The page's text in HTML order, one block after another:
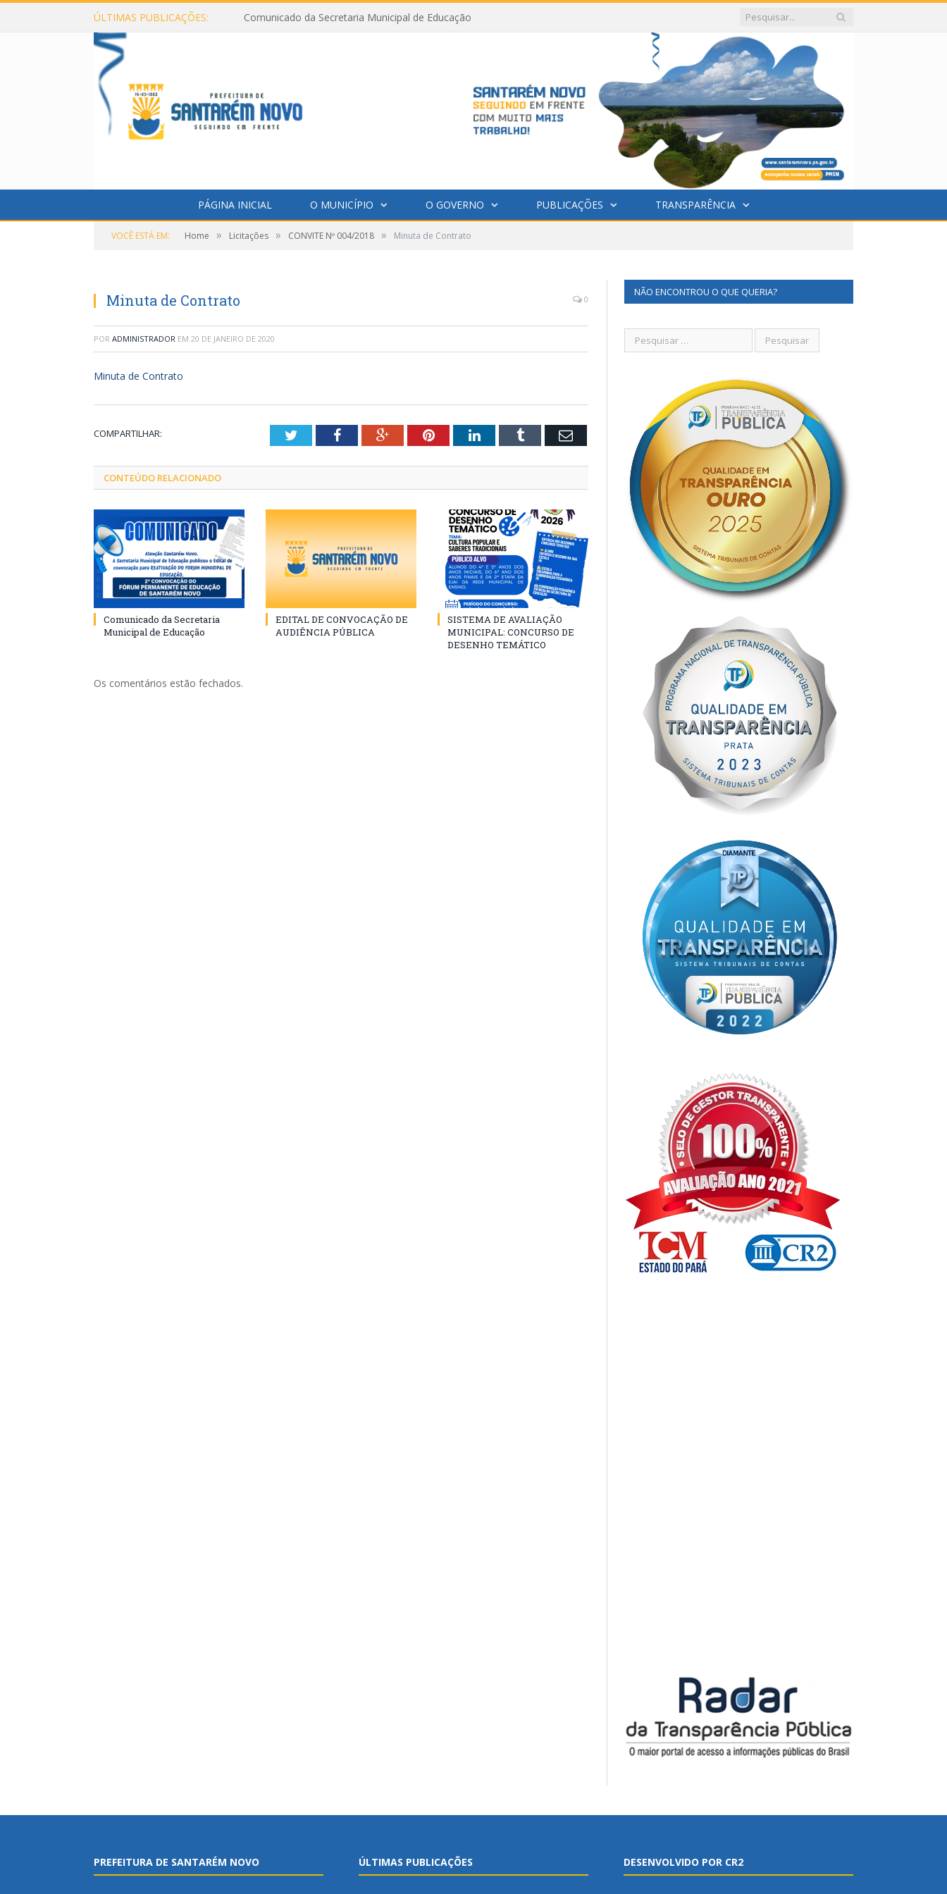
ÚLTIMAS PUBLICAÇÕES: Comunicado da Secretaria Municipal de Educação
PÁGINA INICIAL O MUNICÍPIO O GOVERNO PUBLICAÇÕES TRANSPARÊNCIA
VOCÊ ESTÁ EM: Home » Licitações » CONVITE Nº 004/2018 » Minuta de Contrato
Minuta de Contrato 0
POR ADMINISTRADOR EM 20 DE JANEIRO DE 2020
Minuta de Contrato
COMPARTILHAR: TwitterFacebookGoogle+PinterestLinkedInTumblr Email
CONTEÚDO RELACIONADO
Comunicado da Secretaria
Municipal de Educação
EDITAL DE CONVOCAÇÃO DE
AUDIÊNCIA PÚBLICA
SISTEMA DE AVALIAÇÃO
MUNICIPAL: CONCURSO DE
DESENHO TEMÁTICO
Os comentários estão fechados.
NÃO ENCONTROU O QUE QUERIA?
PREFEITURA DE SANTARÉM NOVO ÚLTIMAS PUBLICAÇÕES DESENVOLVIDO POR CR2